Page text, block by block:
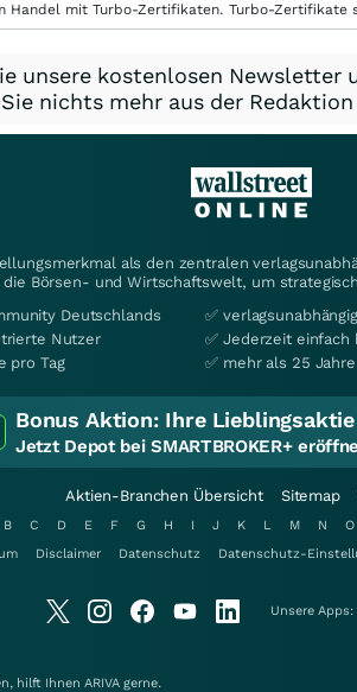
Handel mit Turbo-Zertifikaten. Turbo-
unsere kostenlosen Newsletter
nichts mehr aus der Redaktion
als den zentralen
die Börsen- und Wirtschaftswelt, um
Deutschlands
Nutzer
pro Tag
✅
✅ Jederzeit
✅ mehr als 25
Bonus Aktion: Ihre
Jetzt Depot bei SMARTBROKER+
Aktien-Branchen Übersicht Sitemap
B C D E F G H I J K L M N O
Disclaimer Datenschutz Datenschutz-
Unsere Apps:
hilft Ihnen ARIVA gerne.